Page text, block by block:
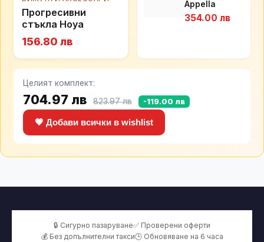
Прогресивни
стъкла Hoya
156.80 лв
Appella
L50025.1113DQ
354.00 лв
Целият комплект:
704.97 лв 823.97 лв -119.00 лв
💗 Добави всички в wishlist
🔒 Сигурно пазаруване✅ Проверени оферти
💰 Без допълнителни такси🕒 Обновяване на 6 часа